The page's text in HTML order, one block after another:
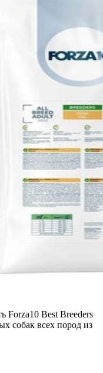
Forza10 Best Breeders
собак всех пород из